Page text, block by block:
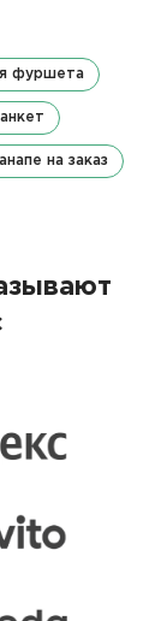
фуршета
на заказ